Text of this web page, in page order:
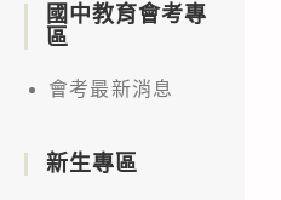
國中教育會考專
區
會考最新消息
新生專區